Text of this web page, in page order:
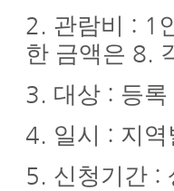
2. 관람비 : 1
한 금액은 8.
3. 대상 : 등
4. 일시 : 지역
5. 신청기간 :